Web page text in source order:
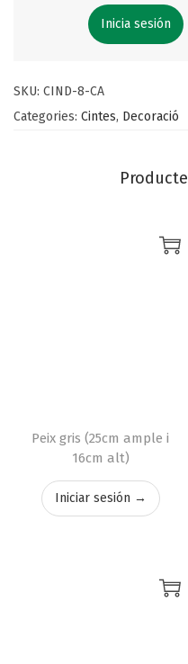
Inicia sesión
SKU: CIND-8-CA
Categories: Cintes, Decoració
Peix gris (25cm ample i
16cm alt)
Iniciar sesión →